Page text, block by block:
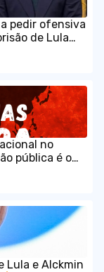
a pedir ofensiva
de Lula
no
pública é o
Lula e Alckmin